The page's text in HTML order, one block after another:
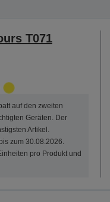
T071
auf den zweiten
Geräten. Der
Artikel.
zum 30.08.2026.
pro Produkt und